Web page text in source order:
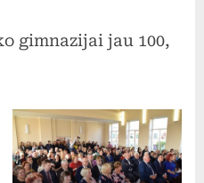
gimnazijai jau 100,